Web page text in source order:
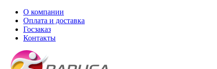
О компании
Оплата и доставка
Госзаказ
Контакты